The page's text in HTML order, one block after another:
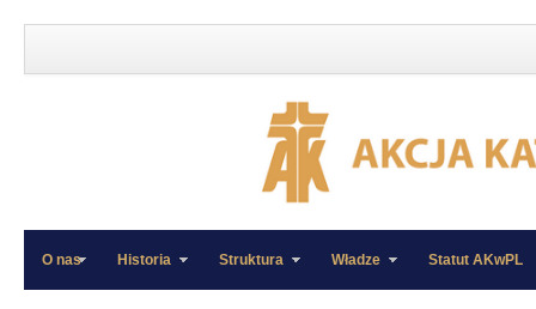
»
»
O nas Historia Struktura Władze Statut AKwPL